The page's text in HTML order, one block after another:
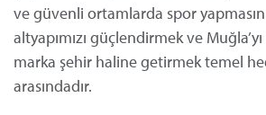
ve güvenli ortamlarda spor
altyapımızı güçlendirmek ve
marka şehir haline getirmek temel
arasındadır.